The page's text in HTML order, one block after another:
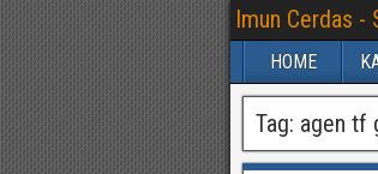
Imun Cerdas -
HOME
Tag: agen tf